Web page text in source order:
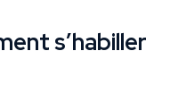
s’habiller